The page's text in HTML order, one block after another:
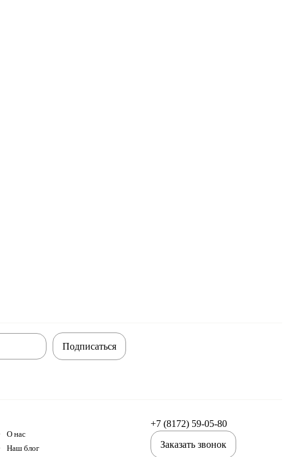
Подписаться
О нас
Наш блог
+7 (8172) 59-05-80
Заказать звонок